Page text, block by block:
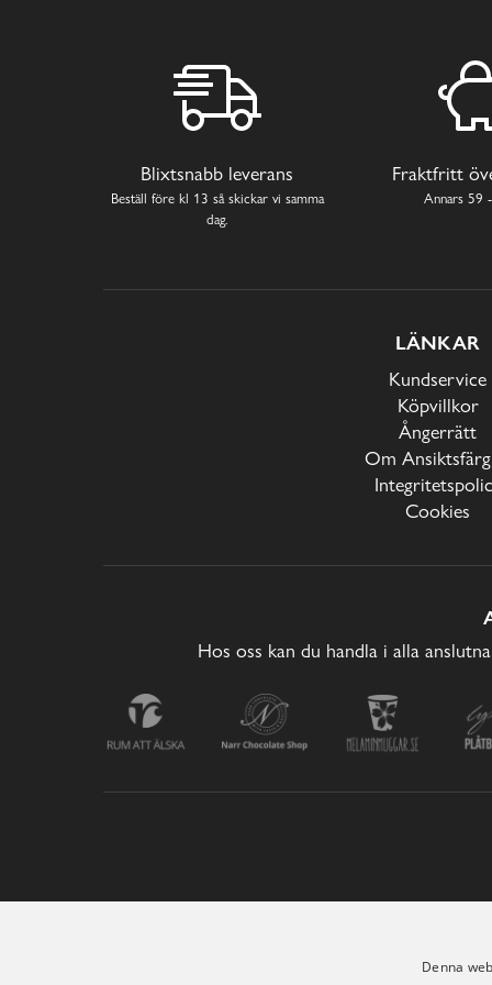
Blixtsnabb leverans
Beställ före kl 13 så skickar vi samma
dag.
Fraktfritt
Annars 59
LÄNKAR
Kundservice
Köpvillkor
Ångerrätt
Om
Cookies
Hos oss kan du handla i alla
Denna